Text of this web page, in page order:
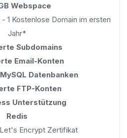
Webspace
- 1 Kostenlose Domain im ersten
Jahr*
Subdomains
Email-Konten
Datenbanken
FTP-Konten
Unterstützung
Redis
Encrypt Zertifikat